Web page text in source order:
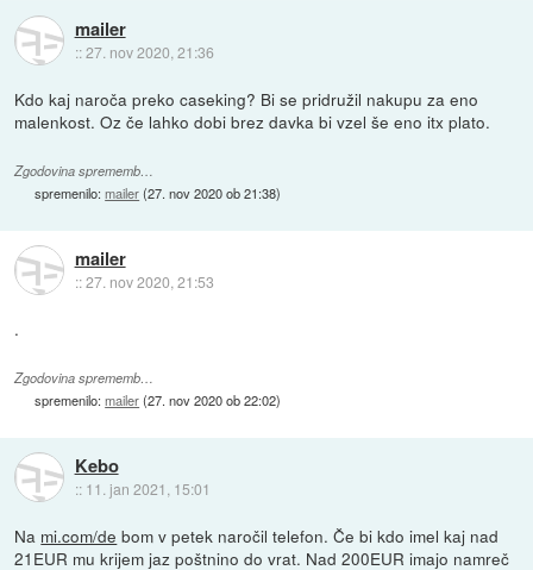
mailer
::27. nov 2020, 21:36
Kdo kaj naroča preko caseking? Bi se pridružil nakupu za eno
malenkost. Oz če lahko dobi brez davka bi vzel še eno itx plato.
Zgodovina sprememb…
spremenilo:mailer(27. nov 2020 ob 21:38)
mailer
::27. nov 2020, 21:53
.
Zgodovina sprememb…
spremenilo:mailer(27. nov 2020 ob 22:02)
Kebo
:: 11. jan 2021, 15:01
Na mi.com/de bom v petek naročil telefon. Če bi kdo imel kaj nad
21EUR mu krijem jaz poštnino do vrat. Nad 200EUR imajo namreč